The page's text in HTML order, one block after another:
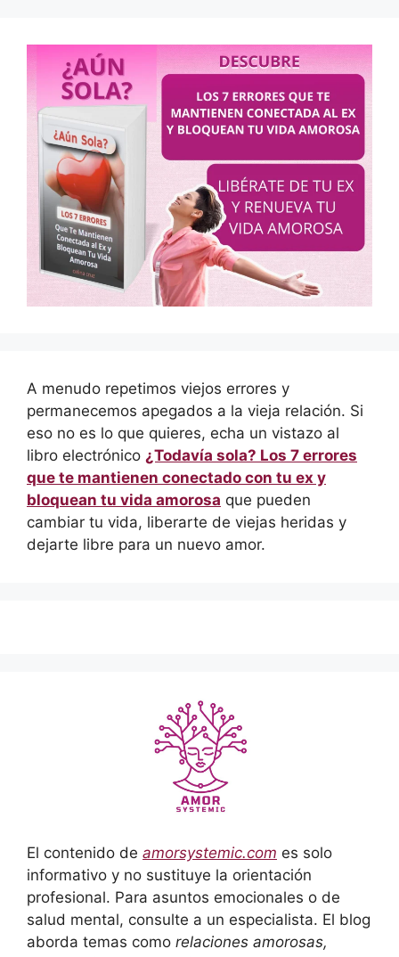
A menudo repetimos viejos errores y
permanecemos apegados a la vieja relación. Si
eso no es lo que quieres, echa un vistazo al
libro electrónico ¿Todavía sola? Los 7 errores
que te mantienen conectado con tu ex y
bloquean tu vida amorosa que pueden
cambiar tu vida, liberarte de viejas heridas y
dejarte libre para un nuevo amor.
El contenido de amorsystemic.com es solo
informativo y no sustituye la orientación
profesional. Para asuntos emocionales o de
salud mental, consulte a un especialista. El blog
aborda temas como relaciones amorosas,